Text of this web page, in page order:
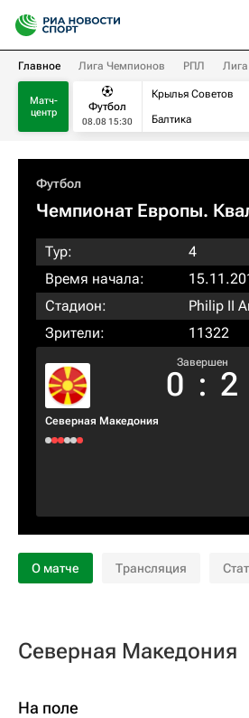
Главное Лига Чемпионов РПЛ
Матч-
центр
Футбол
08.08 15:30
Крылья Советов
Балтика
Футбол
Чемпионат Европы.
Тур:
4
Время начала:
Стадион:
Philip II
Зрители:
11322
Северная Македония
Завершен
0 : 2
О матче Трансляция
Северная Македония
На поле